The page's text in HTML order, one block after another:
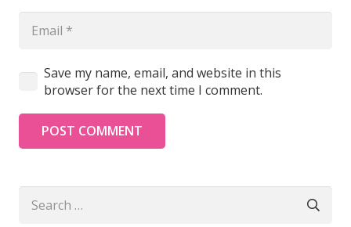
Save my name, email, and website in this
browser for the next time I comment.
POST COMMENT
for: